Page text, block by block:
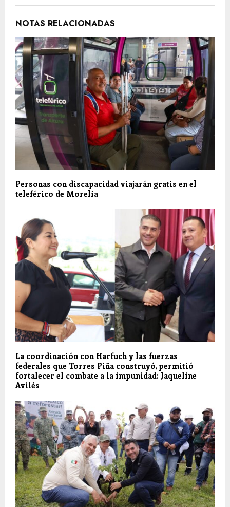
NOTAS RELACIONADAS
Personas con discapacidad viajarán gratis en el
teleférico de Morelia
La coordinación con Harfuch y las fuerzas
federales que Torres Piña construyó, permitió
fortalecer el combate a la impunidad: Jaqueline
Avilés